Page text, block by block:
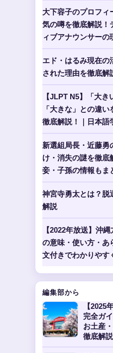
大下容子のプロフィ
気の噂を徹底解説！
ィブアナウンサーの
エド・はるみ現在の
された理由を徹底解
【JLPT N5】「大き
「大きな」との違
徹底解説！｜日本語
新選組局長・近藤勇
け・消失の謎を徹底
妾・子孫の情報もま
神宮寺勇太とは？脱
解説
【2022年放送】沖
の意味・使い方・あ
文付きでわかりやす
編集部から
【2025
完全ガ
お土産
徹底解